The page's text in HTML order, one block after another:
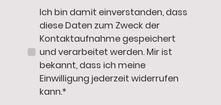
Ich bin damit einverstanden, dass
diese Daten zum Zweck der
Kontaktaufnahme gespeichert
und verarbeitet werden. Mir ist
bekannt, dass ich meine
Einwilligung jederzeit widerrufen
kann.*